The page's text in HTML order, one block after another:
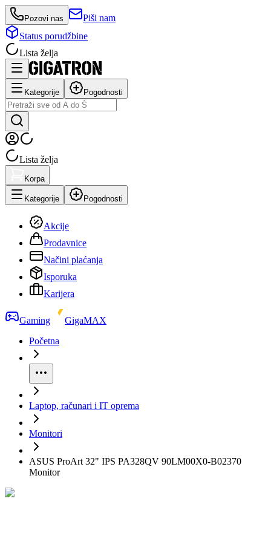
Pozovi nas
Piši nam
Status porudžbine
Lista želja
Kategorije Pogodnosti
Lista želja
Korpa
Kategorije Pogodnosti
Akcije
Prodavnice
Načini plaćanja
Isporuka
Karijera
Gaming
GigaMAX
Početna
Laptop, računari i IT oprema
Monitori
ASUS ProArt 32" IPS PA328QV 90LM00X0-B02370
Monitor